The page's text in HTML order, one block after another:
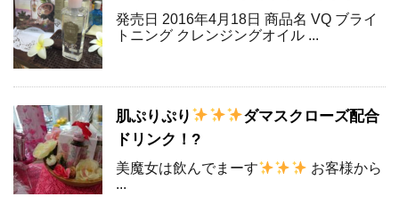
発売日 2016年4月18日 商品名 VQ ブライ
トニング クレンジングオイル ...
肌ぷりぷり
ダマスクローズ配合
ドリンク！?
美魔女は飲んでまーす
お客様から
...